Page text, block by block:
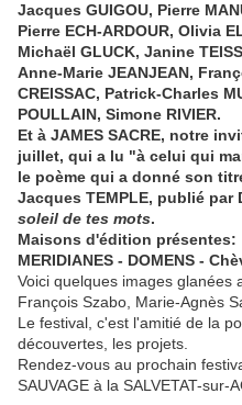
Jacques GUIGOU, Pierre
Pierre ECH-ARDOUR, Olivia
Michaël GLUCK, Janine
Anne-Marie JEANJEAN,
CREISSAC, Patrick-Charles
POULLAIN, Simone RIVIER.
Et à JAMES SACRE, notre
juillet, qui a lu "à celui qui
le poème qui a donné son
Jacques TEMPLE, publié par
soleil de tes mots.
Maisons d'édition présentes:
MERIDIANES - DOMENS -
Voici quelques images glanées
François Szabo, Marie-Agnès
Le festival, c'est l'amitié de la
découvertes, les projets.
Rendez-vous au prochain
SAUVAGE à la SALVETAT-sur-